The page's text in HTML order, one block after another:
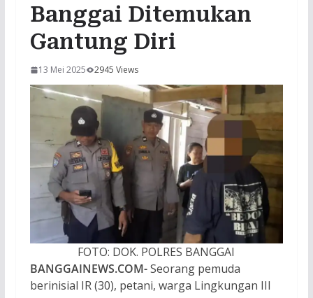
Banggai Ditemukan
Gantung Diri
13 Mei 2025 2945 Views
FOTO: DOK. POLRES BANGGAI
BANGGAINEWS.COM-Seorang pemuda
berinisial IR (30), petani, warga Lingkungan III